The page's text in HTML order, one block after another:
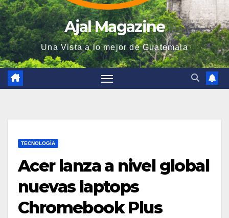
Ajal Magazine
Una Vista a lo mejor de Guatemala
TECNOLOGÍA
Acer lanza a nivel global
nuevas laptops
Chromebook Plus